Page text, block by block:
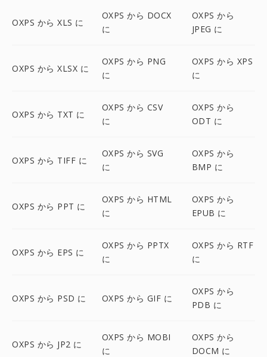
OXPS から XLS に
OXPS から DOCX
に
OXPS から
JPEG に
OXPS から XLSX に
OXPS から PNG
に
OXPS から XPS
に
OXPS から TXT に
OXPS から CSV
に
OXPS から
ODT に
OXPS から TIFF に
OXPS から SVG
に
OXPS から
BMP に
OXPS から PPT に
OXPS から HTML
に
OXPS から
EPUB に
OXPS から EPS に
OXPS から PPTX
に
OXPS から RTF
に
OXPS から PSD に OXPS から GIF に
OXPS から
PDB に
OXPS から JP2 に
OXPS から MOBI
に
OXPS から
DOCM に